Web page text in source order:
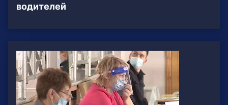
водителей